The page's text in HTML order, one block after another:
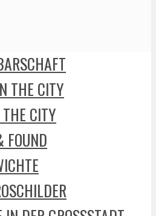
THE CITY
CITY
FOUND